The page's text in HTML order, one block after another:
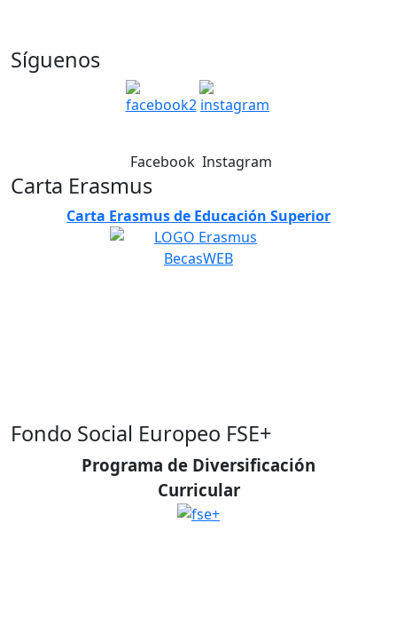
Síguenos
Facebook Instagram
Carta Erasmus
Carta Erasmus de Educación Superior
Fondo Social Europeo FSE+
Programa de Diversificación
Curricular